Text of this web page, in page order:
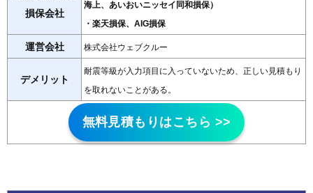
損保会社
海上、あいおいニッセイ同和損保）
・楽天損保、AIG損保
運営会社 株式会社ウェブクルー
デメリット
耐震等級が入力項目に入っていないため、正しい見積もり
を取れないことがある。
無料見積もりはこちら >>